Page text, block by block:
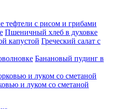
тефтели с рисом и грибами
Пшеничный хлеб в духовке
Греческий салат с
Банановый пудинг в
и луком со сметаной